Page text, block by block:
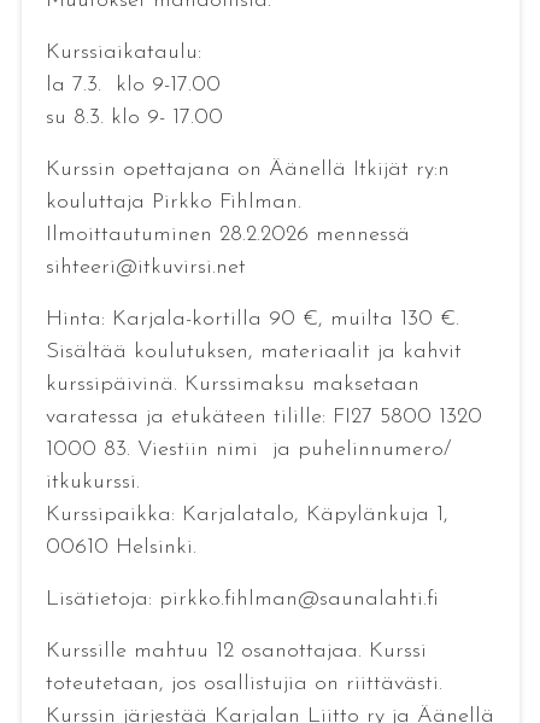
Kurssiaikataulu:
la 7.3. klo 9-17.00
su 8.3. klo 9- 17.00
Kurssin opettajana on Äänellä Itkijät ry:n
kouluttaja Pirkko Fihlman.
Ilmoittautuminen 28.2.2026 mennessä
sihteeri@itkuvirsi.net
Hinta: Karjala-kortilla 90 €, muilta 130 €.
Sisältää koulutuksen, materiaalit ja kahvit
kurssipäivinä. Kurssimaksu maksetaan
varatessa ja etukäteen tilille: FI27 5800 1320
1000 83. Viestiin nimi ja puhelinnumero/
itkukurssi.
Kurssipaikka: Karjalatalo, Käpylänkuja 1,
00610 Helsinki.
Lisätietoja: pirkko.fihlman@saunalahti.fi
Kurssille mahtuu 12 osanottajaa. Kurssi
toteutetaan, jos osallistujia on riittävästi.
Kurssin järjestää Karjalan Liitto ry ja Äänellä